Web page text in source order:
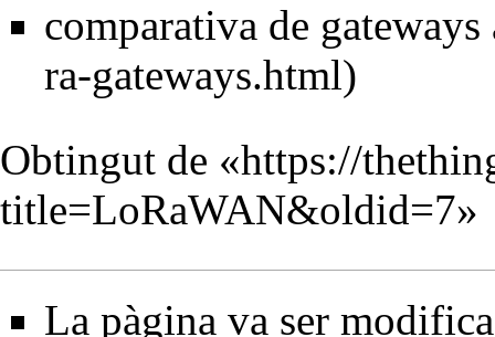
comparativa de
Obtingut de «https://
title=LoRaWAN&oldid=7»
La pàgina va ser